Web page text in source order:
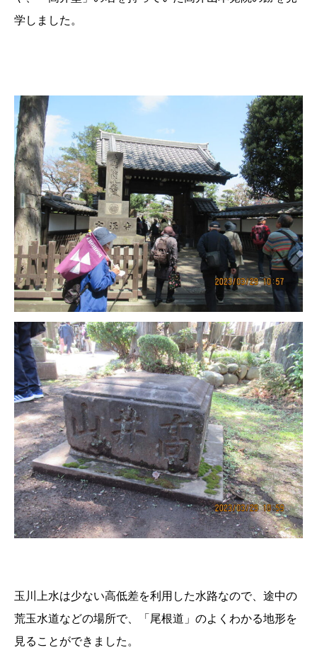
学しました。
玉川上水は少ない高低差を利用した水路なので、途中の
荒玉水道などの場所で、「尾根道」のよくわかる地形を
見ることができました。